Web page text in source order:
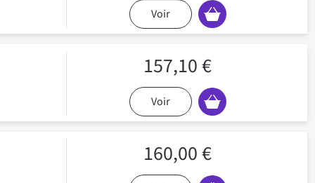
Voir
157,10 €
Voir
160,00 €